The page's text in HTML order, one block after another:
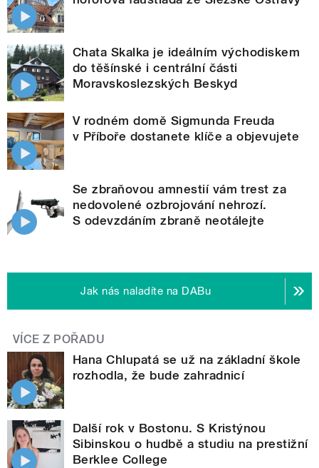
Chata Skalka je ideálním východiskem
do těšínské i centrální části
Moravskoslezských Beskyd
V rodném domě Sigmunda Freuda
v Příboře dostanete klíče a objevujete
Se zbraňovou amnestií vám trest za
nedovolené ozbrojování nehrozí.
S odevzdáním zbraně neotálejte
Jak nás naladíte na DABu
VÍCE Z POŘADU
Hana Chlupatá se už na základní škole
rozhodla, že bude zahradnicí
Další rok v Bostonu. S Kristýnou
Sibinskou o hudbě a studiu na prestižní
Berklee College